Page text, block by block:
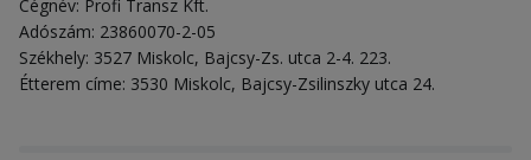
Cégnév: Profi Transz Kft.
Adószám: 23860070-2-05
Székhely: 3527 Miskolc, Bajcsy-Zs. utca 2-4. 223.
Étterem címe: 3530 Miskolc, Bajcsy-Zsilinszky utca 24.